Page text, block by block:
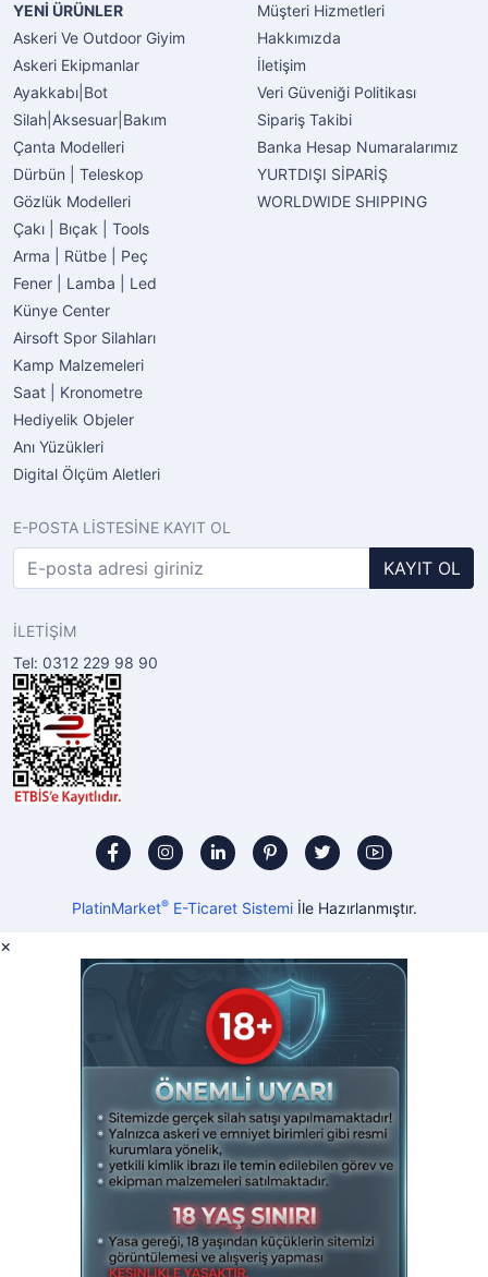
YENİ ÜRÜNLER
Askeri Ve Outdoor Giyim
Askeri Ekipmanlar
Ayakkabı|Bot
Silah|Aksesuar|Bakım
Çanta Modelleri
Dürbün | Teleskop
Gözlük Modelleri
Çakı | Bıçak | Tools
Arma | Rütbe | Peç
Fener | Lamba | Led
Künye Center
Airsoft Spor Silahları
Kamp Malzemeleri
Saat | Kronometre
Hediyelik Objeler
Anı Yüzükleri
Digital Ölçüm Aletleri
Müşteri Hizmetleri
Hakkımızda
İletişim
Veri Güveniği Politikası
Sipariş Takibi
Banka Hesap Numaralarımız
YURTDIŞI SİPARİŞ
WORLDWIDE SHIPPING
E-POSTA LİSTESİNE KAYIT OL
KAYIT OL
İLETİŞİM
Tel: 0312 229 98 90
PlatinMarket®E-Ticaret Sistemiİle Hazırlanmıştır.
×